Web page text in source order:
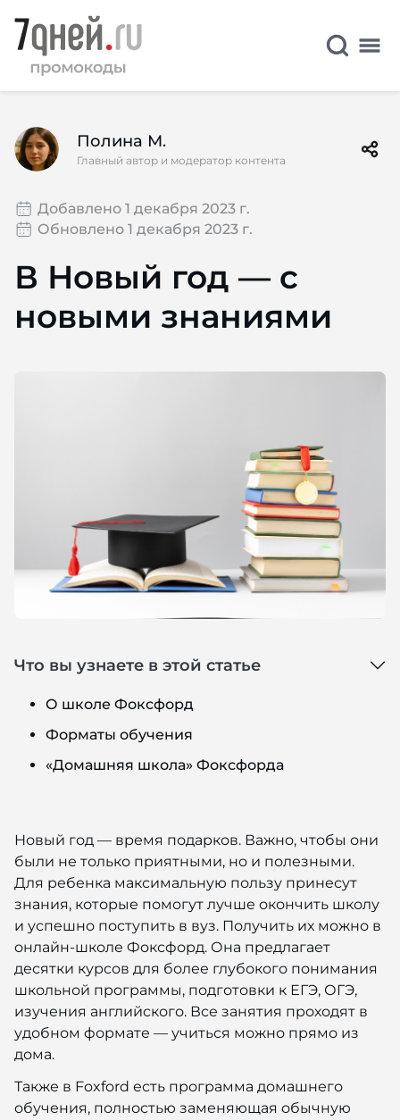
Полина М.
Главный автор и модератор контента
Добавлено 1 декабря 2023 г.
Обновлено 1 декабря 2023 г.
В Новый год — с
новыми знаниями
Что вы узнаете в этой статье
О школе Фоксфорд
Форматы обучения
«Домашняя школа» Фоксфорда
Новый год — время подарков. Важно, чтобы они
были не только приятными, но и полезными.
Для ребенка максимальную пользу принесут
знания, которые помогут лучше окончить школу
и успешно поступить в вуз. Получить их можно в
онлайн-школе Фоксфорд. Она предлагает
десятки курсов для более глубокого понимания
школьной программы, подготовки к ЕГЭ, ОГЭ,
изучения английского. Все занятия проходят в
удобном формате — учиться можно прямо из
дома.
Также в Foxford есть программа домашнего
обучения, полностью заменяющая обычную